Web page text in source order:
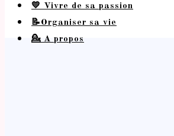
💛 Vivre de sa passion
📝Organiser sa vie
💁 A propos